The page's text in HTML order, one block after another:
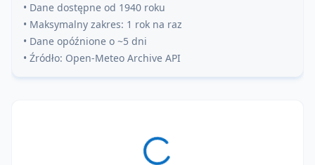
• Dane dostępne od 1940 roku
• Maksymalny zakres: 1 rok na raz
• Dane opóźnione o ~5 dni
• Źródło: Open-Meteo Archive API